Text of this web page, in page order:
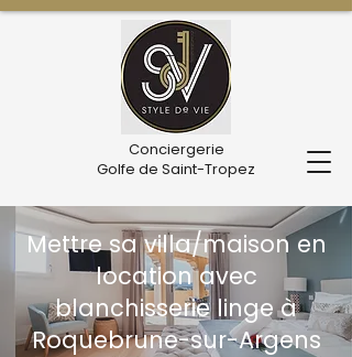
Conciergerie
Golfe de Saint-Tropez
Mettre sa villa/maison en
location avec
blanchisserie linge à
Roquebrune-sur-Argens